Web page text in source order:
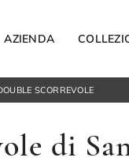
AZIENDA
SCORREVOLE
di